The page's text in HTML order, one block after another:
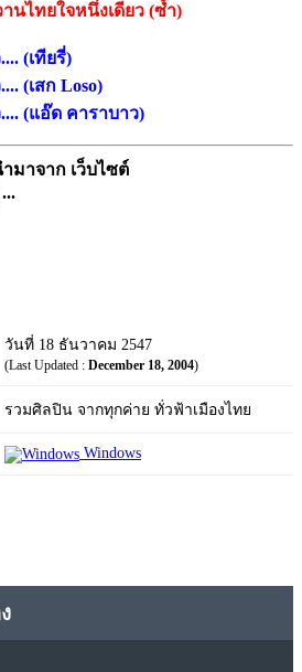
นไทยใจหนึ่งเดียว (ซ้ำ)
(เทียรี่)
(เสก Loso)
(แอ๊ด คาราบาว)
มาจาก เว็บไซต์
...
วันที่ 18 ธันวาคม 2547
(Last Updated : December 18, 2004)
รวมศิลปิน จากทุกค่าย ทั่วฟ้าเมืองไทย
Windows